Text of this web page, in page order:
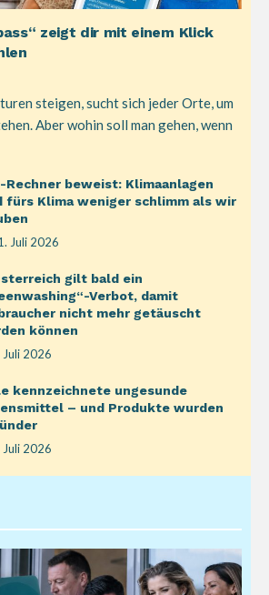
zeigt dir mit einem Klick
steigen, sucht sich jeder Orte, um
Aber wohin soll man gehen, wenn
Rechner beweist: Klimaanlagen
fürs Klima weniger schlimm als wir
Juli 2026
gilt bald ein
Verbot, damit
nicht mehr getäuscht
können
Juli 2026
kennzeichnete ungesunde
– und Produkte wurden
Juli 2026